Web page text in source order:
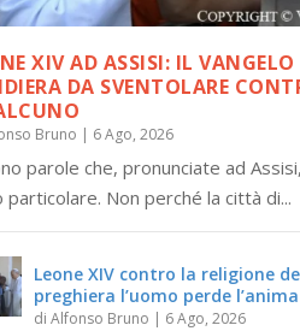
XIV AD ASSISI: IL
DA SVENTOLARE
Bruno | 6 Ago, 2026
parole che, pronunciate ad
particolare. Non perché la città di...
Leone XIV contro la religione
preghiera l’uomo perde l’anima
diAlfonso Bruno | 6 Ago, 2026